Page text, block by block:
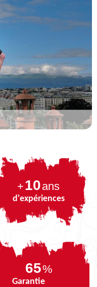
+10ans
d'expériences
81%
Garantie